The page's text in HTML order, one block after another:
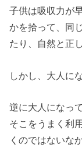
子供は吸収力が
かを拾って、同
たり、自然と正
しかし、大人に
逆に大人になっ
そこをうまく利
くのではないな